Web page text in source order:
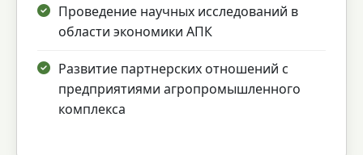
Проведение научных исследований в
области экономики АПК
Развитие партнерских отношений с
предприятиями агропромышленного
комплекса